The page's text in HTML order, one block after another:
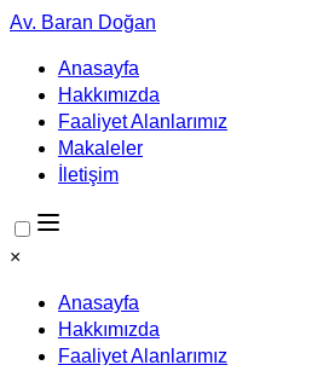
Av. Baran Doğan
Anasayfa
Hakkımızda
Faaliyet Alanlarımız
Makaleler
İletişim
×
Anasayfa
Hakkımızda
Faaliyet Alanlarımız